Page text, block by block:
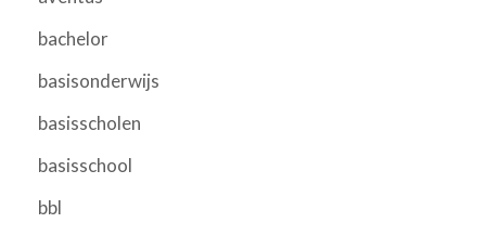
bachelor
basisonderwijs
basisscholen
basisschool
bbl